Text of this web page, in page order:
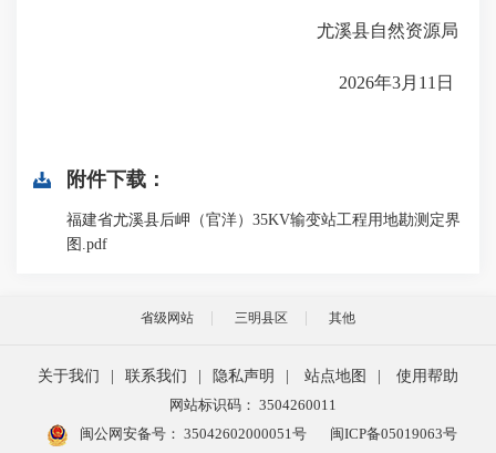
尤溪县自然资源局
2026年3月11日
附件下载：
福建省尤溪县后岬（官洋）35KV输变站工程用地勘测定界
图.pdf
省级网站 三明县区 其他
关于我们 联系我们 隐私声明 站点地图
使用帮助
网站标识码： 3504260011
闽公网安备号： 35042602000051号 闽ICP备05019063号